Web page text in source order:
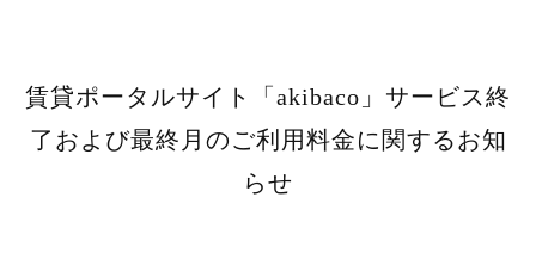
賃貸ポータルサイト「akibaco」サービス終
了および最終月のご利用料金に関するお知
らせ